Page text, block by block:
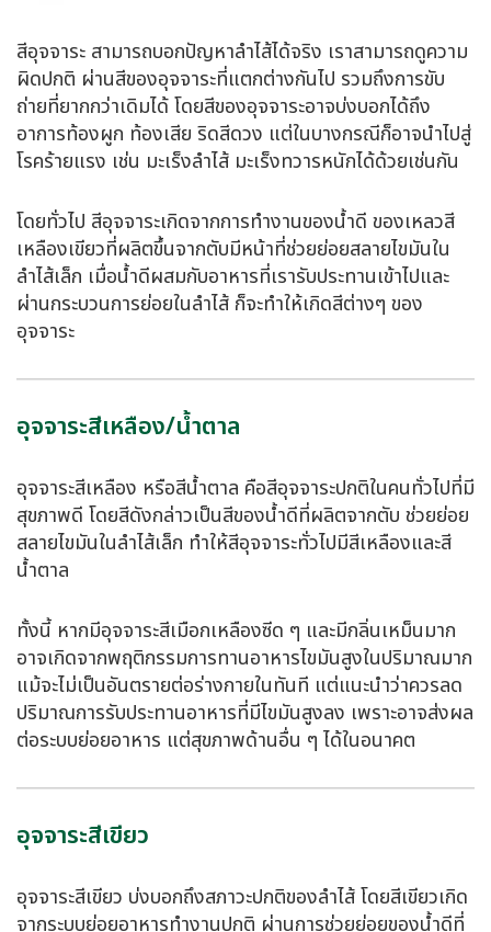
สีอุจจาระ สามารถบอกปัญหาลำไส้ได้จริง เราสามารถดูความ
ผิดปกติ ผ่านสีของอุจจาระที่แตกต่างกันไป รวมถึงการขับ
ถ่ายที่ยากกว่าเดิมได้ โดยสีของอุจจาระอาจบ่งบอกได้ถึง
อาการท้องผูก ท้องเสีย ริดสีดวง แต่ในบางกรณีก็อาจนำไปสู่
โรคร้ายแรง เช่น มะเร็งลำไส้ มะเร็งทวารหนักได้ด้วยเช่นกัน
โดยทั่วไป สีอุจจาระเกิดจากการทำงานของน้ำดี ของเหลวสี
เหลืองเขียวที่ผลิตขึ้นจากตับมีหน้าที่ช่วยย่อยสลายไขมันใน
ลำไส้เล็ก เมื่อน้ำดีผสมกับอาหารที่เรารับประทานเข้าไปและ
ผ่านกระบวนการย่อยในลำไส้ ก็จะทำให้เกิดสีต่างๆ ของ
อุจจาระ
อุจจาระสีเหลือง/น้ำตาล
อุจจาระสีเหลือง หรือสีน้ำตาล คือสีอุจจาระปกติในคนทั่วไปที่มี
สุขภาพดี โดยสีดังกล่าวเป็นสีของน้ำดีที่ผลิตจากตับ ช่วยย่อย
สลายไขมันในลำไส้เล็ก ทำให้สีอุจจาระทั่วไปมีสีเหลืองและสี
น้ำตาล
ทั้งนี้ หากมีอุจจาระสีเมือกเหลืองซีด ๆ และมีกลิ่นเหม็นมาก
อาจเกิดจากพฤติกรรมการทานอาหารไขมันสูงในปริมาณมาก
แม้จะไม่เป็นอันตรายต่อร่างกายในทันที แต่แนะนำว่าควรลด
ปริมาณการรับประทานอาหารที่มีไขมันสูงลง เพราะอาจส่งผล
ต่อระบบย่อยอาหาร แต่สุขภาพด้านอื่น ๆ ได้ในอนาคต
อุจจาระสีเขียว
อุจจาระสีเขียว บ่งบอกถึงสภาวะปกติของลำไส้ โดยสีเขียวเกิด
จากระบบย่อยอาหารทำงานปกติ ผ่านการช่วยย่อยของน้ำดีที่